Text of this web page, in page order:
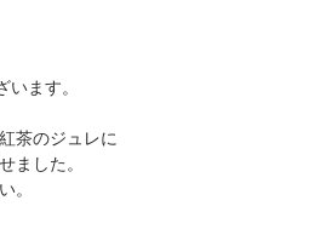
います。
茶のジュレに
ました。
。